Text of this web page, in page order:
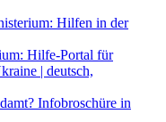
Hilfen in der
Hilfe-Portal für
| deutsch,
Infobroschüre in